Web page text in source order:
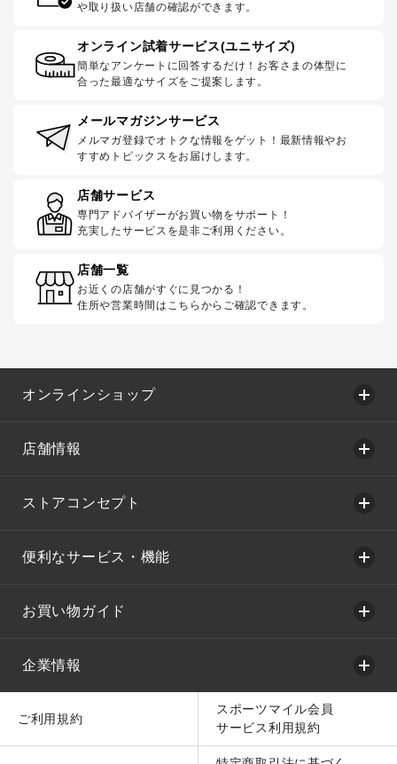
や取り扱い店舗の確認ができます。
オンライン試着サービス(ユニサイズ)
簡単なアンケートに回答するだけ！お客さまの体型に
合った最適なサイズをご提案します。
メールマガジンサービス
メルマガ登録でオトクな情報をゲット！最新情報やお
すすめトピックスをお届けします。
店舗サービス
専門アドバイザーがお買い物をサポート！
充実したサービスを是非ご利用ください。
店舗一覧
お近くの店舗がすぐに見つかる！
住所や営業時間はこちらからご確認できます。
オンラインショップ
店舗情報
ストアコンセプト
便利なサービス・機能
お買い物ガイド
企業情報
ご利用規約
スポーツマイル会員
サービス利用規約